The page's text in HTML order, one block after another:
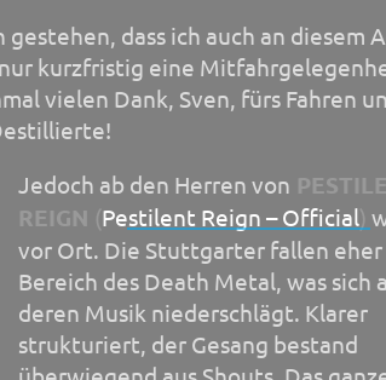
dass ich auch an diesem
kurzfristig eine
vielen Dank, Sven, fürs Fahren
Jedoch ab den Herren von
REIGN (Pestilent Reign – Official)
vor Ort. Die Stuttgarter fallen eher
Bereich des Death Metal, was sich
deren Musik niederschlägt. Klarer
strukturiert, der Gesang bestand